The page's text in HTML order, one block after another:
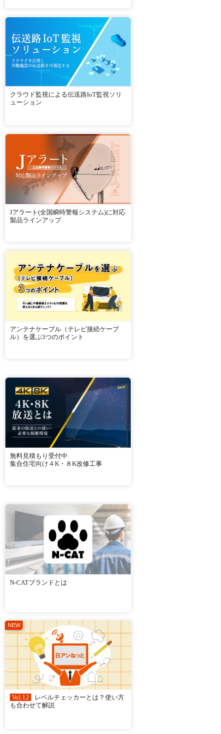
クラウド監視による伝送路IoT監視ソリ
ューション
Jアラート(全国瞬時警報システム)に対応
製品ラインアップ
アンテナケーブル（テレビ接続ケーブ
ル）を選ぶ3つのポイント
無料見積もり受付中
集合住宅向け４K・８K改修工事
N-CATブランドとは
Vol.12
レベルチェッカーとは？使い方
も合わせて解説